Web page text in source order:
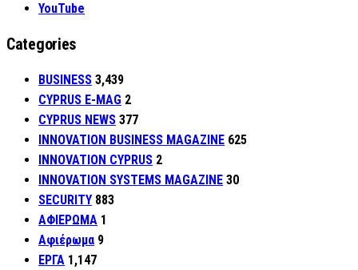
YouTube
Categories
BUSINESS 3,439
CYPRUS E-MAG 2
CYPRUS NEWS 377
INNOVATION BUSINESS MAGAZINE 625
INNOVATION CYPRUS 2
INNOVATION SYSTEMS MAGAZINE 30
SECURITY 883
ΑΦΙΕΡΩΜΑ 1
Αφιέρωμα 9
ΕΡΓΑ 1,147